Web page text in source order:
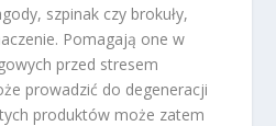
szpinak czy brokuły,
Pomagają one w
przed stresem
prowadzić do degeneracji
produktów może zatem